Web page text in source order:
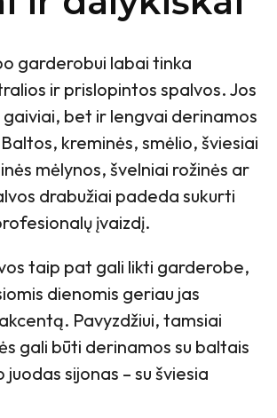
garderobui labai tinka
ir prislopintos spalvos. Jos
bet ir lengvai derinamos
kreminės, smėlio, šviesiai
mėlynos, švelniai rožinės ar
drabužiai padeda sukurti
įvaizdį.
taip pat gali likti garderobe,
dienomis geriau jas
Pavyzdžiui, tamsiai
gali būti derinamos su baltais
juodas sijonas – su šviesia